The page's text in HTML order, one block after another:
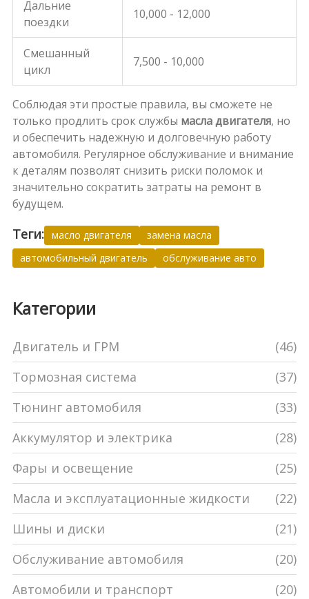
Дальние
поездки
10,000 - 12,000
Смешанный
цикл
7,500 - 10,000
Соблюдая эти простые правила, вы сможете не
только продлить срок службы масла двигателя, но
и обеспечить надежную и долговечную работу
автомобиля. Регулярное обслуживание и внимание
к деталям позволят снизить риски поломок и
значительно сократить затраты на ремонт в
будущем.
Теги: масло двигателя
замена масла
автомобильный двигатель
обслуживание авто
Категории
Двигатель и ГРМ
(46)
Тормозная система
(37)
Тюнинг автомобиля
(33)
Аккумулятор и электрика
(28)
Фары и освещение
(25)
Масла и эксплуатационные жидкости
(22)
Шины и диски
(21)
Обслуживание автомобиля
(20)
Автомобили и транспорт
(20)